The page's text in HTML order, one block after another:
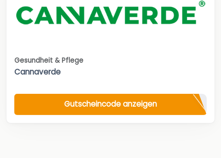
Gesundheit & Pflege
Cannaverde
Gutscheincode anzeigen